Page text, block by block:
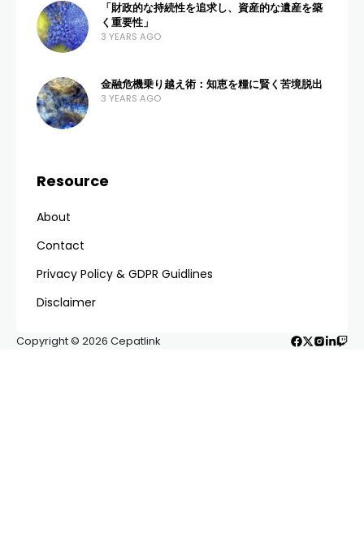
「財政的な持続性を追求し、資産的な遺産を築
く重要性」
3 YEARS AGO
金融危機乗り越え術：知恵を糧に賢く苦境脱出
3 YEARS AGO
Resource
About
Contact
Privacy Policy & GDPR Guidlines
Disclaimer
Copyright © 2026 Cepatlink